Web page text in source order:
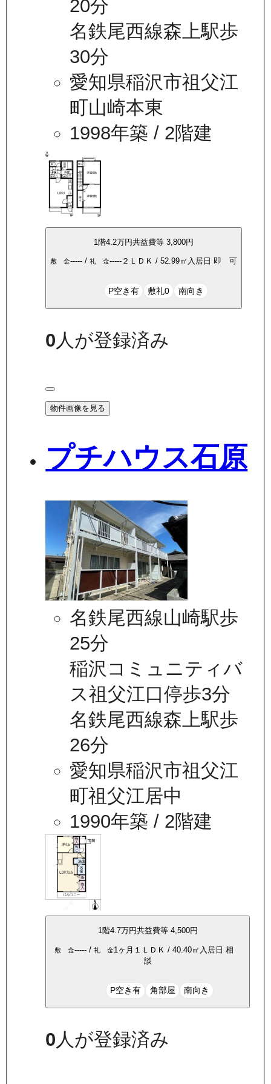
20分
名鉄尾西線森上駅歩
30分
愛知県稲沢市祖父江
町山崎本東
1998年築 / 2階建
1 階4.2万円共益費等3,800円
敷 金----- /礼 金----- ２ＬＤＫ /52.99㎡ 入居日 即 可
P空き有 敷礼0 南向き
0 人が登録済み
物件画像を見る
プチハウス石原
名鉄尾西線山崎駅歩
25分
稲沢コミュニティバ
ス祖父江口停歩3分
名鉄尾西線森上駅歩
26分
愛知県稲沢市祖父江
町祖父江居中
1990年築 / 2階建
1階4.7万円共益費等 4,500円
敷 金-----/ 礼 金1ヶ月 １ＬＤＫ / 40.40㎡ 入居日 相
談
P空き有 角部屋 南向き
0人が登録済み